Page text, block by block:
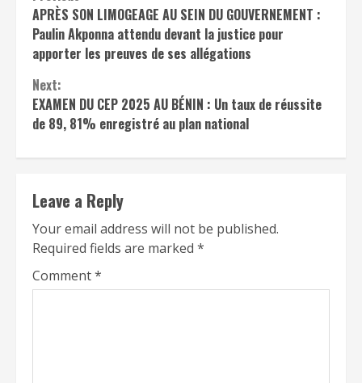
Reading
APRÈS SON LIMOGEAGE AU SEIN DU GOUVERNEMENT :
Paulin Akponna attendu devant la justice pour
apporter les preuves de ses allégations
Next:
EXAMEN DU CEP 2025 AU BÉNIN : Un taux de réussite
de 89, 81% enregistré au plan national
Leave a Reply
Your email address will not be published.
Required fields are marked *
Comment*